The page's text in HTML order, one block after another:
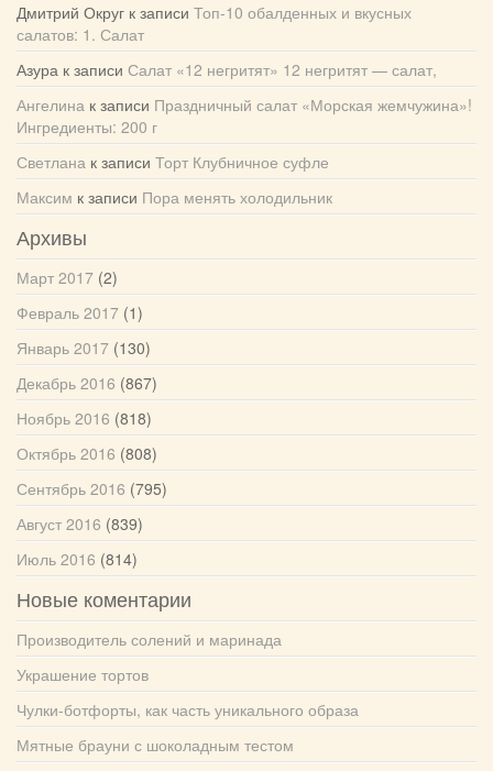
Дмитрий Округ к записи Топ-10 обалденных и вкусных
салатов: 1. Салат
Азура к записи Салат «12 негритят» 12 негритят — салат,
Ангелина к записи Праздничный салат «Морская жемчужина»!
Ингредиенты: 200 г
Светлана к записи Торт Клубничное суфле
Максим к записи Пора менять холодильник
Архивы
Март 2017 (2)
Февраль 2017 (1)
Январь 2017 (130)
Декабрь 2016 (867)
Ноябрь 2016 (818)
Октябрь 2016 (808)
Сентябрь 2016 (795)
Август 2016 (839)
Июль 2016 (814)
Новые коментарии
Производитель солений и маринада
Украшение тортов
Чулки-ботфорты, как часть уникального образа
Мятные брауни с шоколадным тестом